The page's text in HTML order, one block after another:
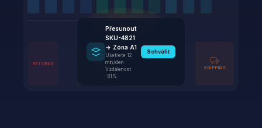
PACKING SHIPPING
RETURNS
Přesunout
SKU-4821
→ Zóna A1
Ušetřete 12
min/den ·
Vzdálenost
-81%
Schválit